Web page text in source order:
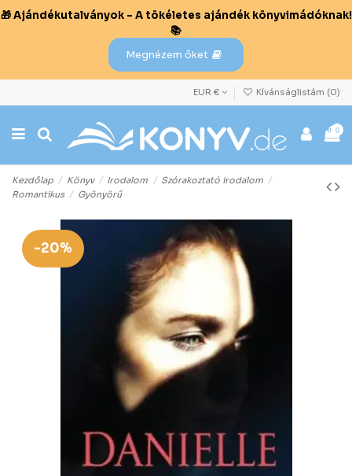
🎁 Ajándékutalványok – A tökéletes ajándék könyvimádóknak!
📚
Megnézem őket
EUR € Kívánságlistám (0)
0
Kezdőlap Könyv Irodalom
Szórakoztató irodalom
Romantikus
Gyönyörű
-20%